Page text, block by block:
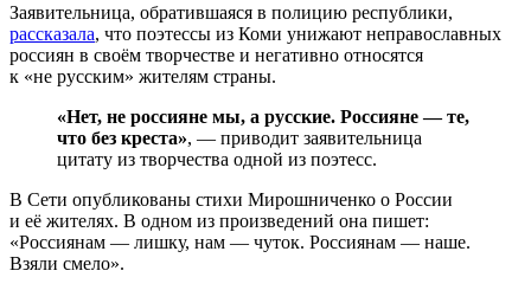
Заявительница, обратившаяся в полицию республики,
рассказала, что поэтессы из Коми унижают неправославных
россиян в своём творчестве и негативно относятся
к «не русским» жителям страны.
«Нет, не россияне мы, а русские. Россияне — те,
что без креста», — приводит заявительница
цитату из творчества одной из поэтесс.
В Сети опубликованы стихи Мирошниченко о России
и её жителях. В одном из произведений она пишет:
«Россиянам — лишку, нам — чуток. Россиянам — наше.
Взяли смело».